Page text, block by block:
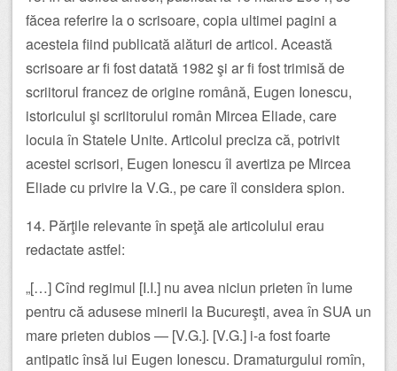
făcea referire la o scrisoare, copia ultimei pagini a
acesteia fiind publicată alături de articol. Această
scrisoare ar fi fost datată 1982 şi ar fi fost trimisă de
scriitorul francez de origine română, Eugen Ionescu,
istoricului şi scriitorului român Mircea Eliade, care
locuia în Statele Unite. Articolul preciza că, potrivit
acestei scrisori, Eugen Ionescu îl avertiza pe Mircea
Eliade cu privire la V.G., pe care îl considera spion.
14. Părţile relevante în speţă ale articolului erau
redactate astfel:
„[…] Cînd regimul [I.I.] nu avea niciun prieten în lume
pentru că adusese minerii la Bucureşti, avea în SUA un
mare prieten dubios — [V.G.]. [V.G.] i-a fost foarte
antipatic însă lui Eugen Ionescu. Dramaturgului romîn,